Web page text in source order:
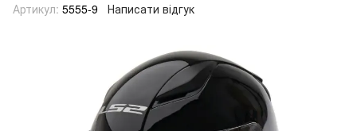
Артикул: 5555-9 Написати відгук